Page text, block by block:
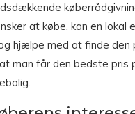
at købe, kan en lokal
hjælpe med at finde den
man får den bedste pris